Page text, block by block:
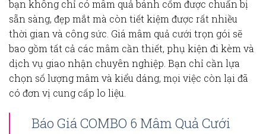
bạn không chỉ có mâm quả bánh cốm được chuẩn bị
sẵn sàng, đẹp mắt mà còn tiết kiệm được rất nhiều
thời gian và công sức. Giá mâm quả cưới trọn gói sẽ
bao gồm tất cả các mâm cần thiết, phụ kiện đi kèm và
dịch vụ giao nhận chuyên nghiệp. Bạn chỉ cần lựa
chọn số lượng mâm và kiểu dáng, mọi việc còn lại đã
có đơn vị cung cấp lo liệu.
Báo Giá COMBO 6 Mâm Quả Cưới